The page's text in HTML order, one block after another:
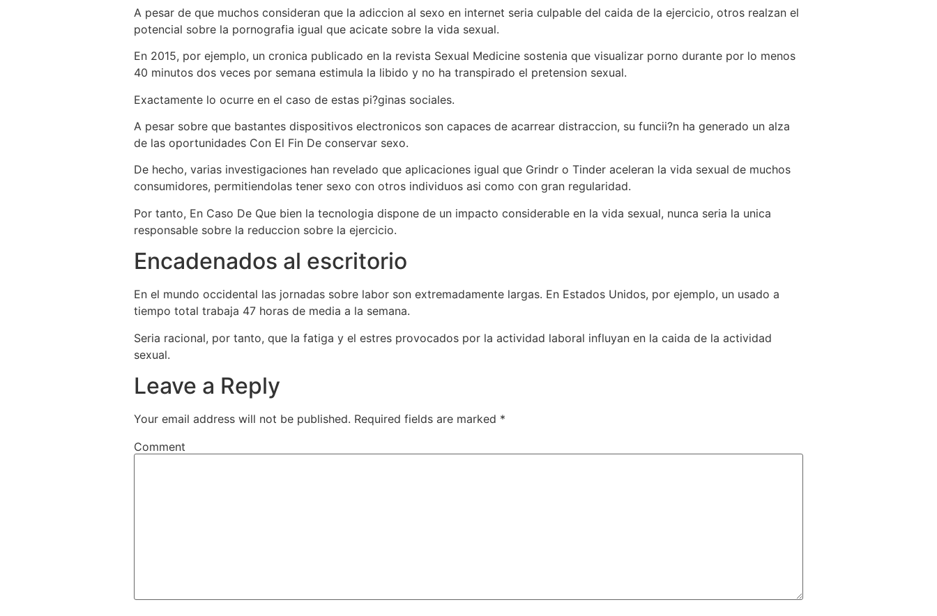
A pesar de que muchos consideran que la adiccion al sexo en internet seria culpable del caida de la ejercicio, otros realzan el
potencial sobre la pornografia igual que acicate sobre la vida sexual.
En 2015, por ejemplo, un cronica publicado en la revista Sexual Medicine sostenia que visualizar porno durante por lo menos
40 minutos dos veces por semana estimula la libido y no ha transpirado el pretension sexual.
Exactamente lo ocurre en el caso de estas pi?ginas sociales.
A pesar sobre que bastantes dispositivos electronicos son capaces de acarrear distraccion, su funcii?n ha generado un alza
de las oportunidades Con El Fin De conservar sexo.
De hecho, varias investigaciones han revelado que aplicaciones igual que Grindr o Tinder aceleran la vida sexual de muchos
consumidores, permitiendolas tener sexo con otros individuos asi como con gran regularidad.
Por tanto, En Caso De Que bien la tecnologia dispone de un impacto considerable en la vida sexual, nunca seria la unica
responsable sobre la reduccion sobre la ejercicio.
Encadenados al escritorio
En el mundo occidental las jornadas sobre labor son extremadamente largas. En Estados Unidos, por ejemplo, un usado a
tiempo total trabaja 47 horas de media a la semana.
Seria racional, por tanto, que la fatiga y el estres provocados por la actividad laboral influyan en la caida de la actividad
sexual.
Leave a Reply
Your email address will not be published. Required fields are marked *
Comment